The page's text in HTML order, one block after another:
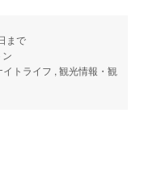
まで
トライフ , 観光情報・観